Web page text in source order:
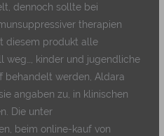
dennoch sollte bei
therapien
diesem produkt alle
weg…, kinder und jugendliche
behandelt werden, Aldara
angaben zu, in klinischen
Die unter
beim online-kauf von